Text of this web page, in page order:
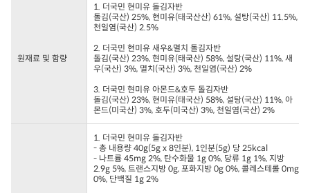
원재료 및 함량
1. 더국민 현미유 돌김자반
돌김(국산) 25%, 현미유(태국산산) 61%, 설탕(국산) 11.5%,
천일염(국산) 2.5%
2. 더국민 현미유 새우&멸치 돌김자반
돌김(국산) 23%, 현미유(태국산) 58%, 설탕(국산) 11%, 새
우(국산) 3%, 멸치(국산) 3%, 천일염(국산) 2%
3. 더국민 현미유 아몬드&호두 돌김자반
돌김(국산) 23%, 현미유(태국산) 58%, 설탕(국산) 11%, 아
몬드(미국산) 3%, 호두(미국산) 3%, 천일염(국산) 2%
1. 더국민 현미유 돌김자반
- 총 내용량 40g(5g x 8인분), 1인분(5g) 당 25kcal
- 나트륨 45mg 2%, 탄수화물 1g 0%, 당류 1g 1%, 지방
2.9g 5%, 트랜스지방 0g, 포화지방 0g 0%, 콜레스테롤 0mg
0%, 단백질 1g 2%